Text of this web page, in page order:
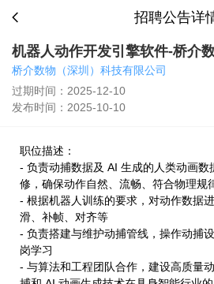
招聘公告详
机器人动作开发引擎软件-桥介
桥介数物（深圳）科技有限公司
过期时间：2025-12-10
发布时间：2025-10-10
职位描述：
- 负责动捕数据及 AI 生成的人类动画数
修，确保动作自然、流畅、符合物理规
- 根据机器人训练的要求，对动作数据
滑、补帧、对齐等
- 负责搭建与维护动捕管线，操作动捕
岗学习
- 与算法和工程团队合作，建设高质量